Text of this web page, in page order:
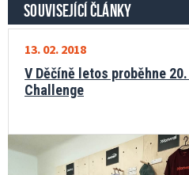
SOUVISEJÍCÍ ČLÁNKY
13. 02. 2018
V Děčíně letos proběhne
Challenge